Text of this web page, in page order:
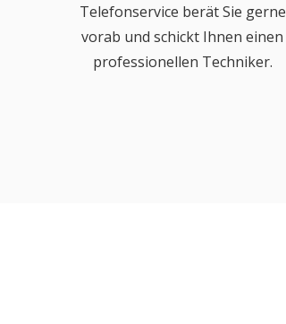
Telefonservice berät Sie gerne
vorab und schickt Ihnen einen
professionellen Techniker.